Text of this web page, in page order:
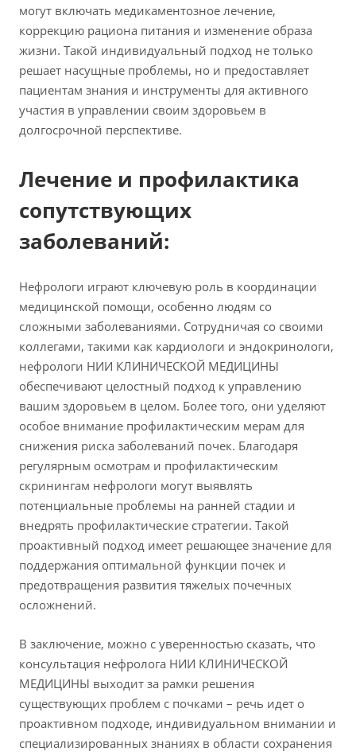
могут включать медикаментозное лечение,
коррекцию рациона питания и изменение образа
жизни. Такой индивидуальный подход не только
решает насущные проблемы, но и предоставляет
пациентам знания и инструменты для активного
участия в управлении своим здоровьем в
долгосрочной перспективе.
Лечение и профилактика
сопутствующих
заболеваний:
Нефрологи играют ключевую роль в координации
медицинской помощи, особенно людям со
сложными заболеваниями. Сотрудничая со своими
коллегами, такими как кардиологи и эндокринологи,
нефрологи НИИ КЛИНИЧЕСКОЙ МЕДИЦИНЫ
обеспечивают целостный подход к управлению
вашим здоровьем в целом. Более того, они уделяют
особое внимание профилактическим мерам для
снижения риска заболеваний почек. Благодаря
регулярным осмотрам и профилактическим
скринингам нефрологи могут выявлять
потенциальные проблемы на ранней стадии и
внедрять профилактические стратегии. Такой
проактивный подход имеет решающее значение для
поддержания оптимальной функции почек и
предотвращения развития тяжелых почечных
осложнений.
В заключение, можно с уверенностью сказать, что
консультация нефролога НИИ КЛИНИЧЕСКОЙ
МЕДИЦИНЫ выходит за рамки решения
существующих проблем с почками – речь идет о
проактивном подходе, индивидуальном внимании и
специализированных знаниях в области сохранения